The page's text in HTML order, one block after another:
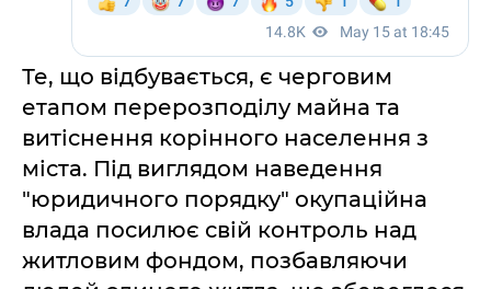
Те, що відбувається, є черговим
етапом перерозподілу майна та
витіснення корінного населення з
міста. Під виглядом наведення
"юридичного порядку" окупаційна
влада посилює свій контроль над
житловим фондом, позбавляючи